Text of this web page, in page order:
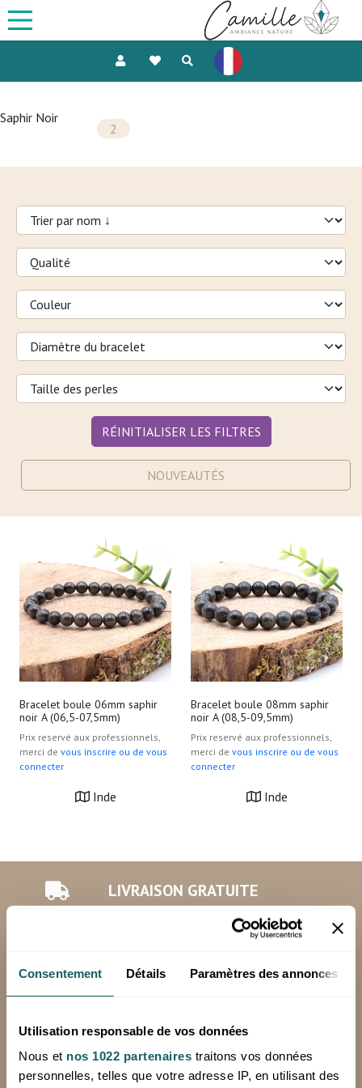
Consentement Détails Paramètres des annonces
Utilisation responsable de vos données
Nous et nos 1022 partenaires traitons vos données
personnelles, telles que votre adresse IP, en utilisant des
Saphir Noir
2
RÉINITIALISER LES FILTRES
NOUVEAUTÉS
Bracelet boule 06mm saphir
noir A (06,5-07,5mm)
Prix reservé aux professionnels,
merci de vous inscrire ou de vous
connecter
Inde
Bracelet boule 08mm saphir
noir A (08,5-09,5mm)
Prix reservé aux professionnels,
merci de vous inscrire ou de vous
connecter
Inde
LIVRAISON GRATUITE
en France métropolitaine, hors corse en
24 à 72h (jours ouvrés), à partir de 250€